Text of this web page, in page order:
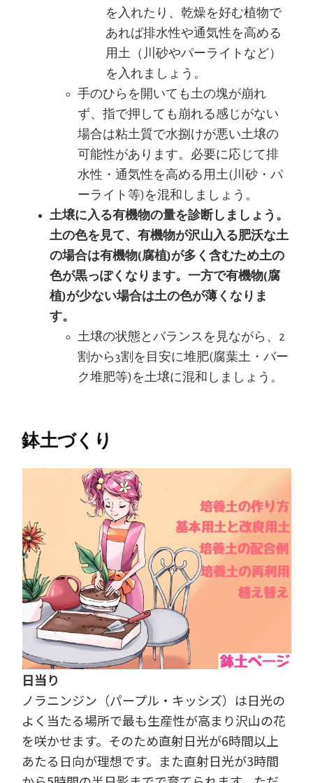
を入れたり、乾燥を好む植物で
あれば排水性や通気性を高める
用土（川砂やパーライトなど）
を入れましょう。
手のひらを開いても土の塊が崩れ
ず、指で押しても崩れる感じがない
場合は粘土質で水捌けが悪い土壌の
可能性があります。必要に応じて排
水性・通気性を高める用土(川砂・パ
ーライト等)を混和しましょう。
土壌に入る有機物の量を診断しましょう。
土の色を見て、有機物が沢山入る肥沃な土
の場合は有機物(腐植)が多く含むため土の
色が黒っぽくなります。一方で有機物(腐
植)が少ない場合は土の色が薄くなりま
す。
土壌の状態とバランスを見ながら、2
割から3割を目安に堆肥(腐葉土・バー
ク堆肥等)を土壌に混和しましょう。
鉢土づくり
日当り
ノラニンジン（パープル・キッシズ）は日光の
よく当たる場所で最も生産性が高まり沢山の花
を咲かせます。そのため直射日光が6時間以上
あたる日向が理想です。また直射日光が3時間